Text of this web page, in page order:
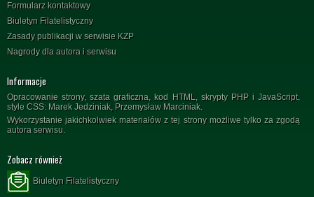
Formularz kontaktowy
Biuletyn Filatelistyczny
Zasady publikacji w serwisie KZP
Nagrody dla autora i serwisu
Informacje
Opracowanie strony, szata graficzna, kod HTML, skrypty PHP i JavaScript,
style CSS: Marek Jedziniak, Przemysław Marciniak.
Wykorzystanie jakichkolwiek materiałów z tej strony możliwe tylko za zgodą
autora serwisu.
Zobacz również
Biuletyn Filatelistyczny